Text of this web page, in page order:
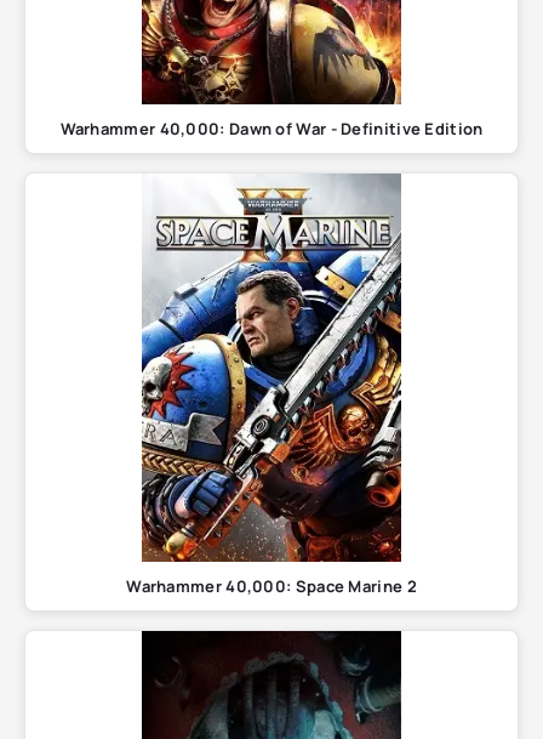
Warhammer 40,000: Dawn of War - Definitive Edition
Warhammer 40,000: Space Marine 2